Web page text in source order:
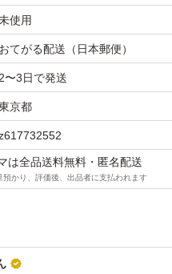
使用
おてがる配送（日本郵便）
2〜3日で発送
京都
は全品送料無料・匿名配送
預かり、評価後、出品者に支払われます